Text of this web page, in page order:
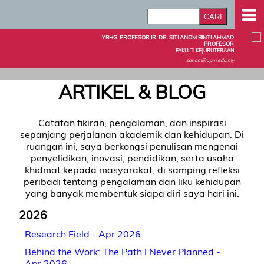
YBHG. PROFESOR IR. DR. SITI ANOM BINTI AHMAD
PROFESOR
FAKULTI KEJURUTERAAN
sanom@upm.edu.my
ARTIKEL & BLOG
Catatan fikiran, pengalaman, dan inspirasi
sepanjang perjalanan akademik dan kehidupan. Di
ruangan ini, saya berkongsi penulisan mengenai
penyelidikan, inovasi, pendidikan, serta usaha
khidmat kepada masyarakat, di samping refleksi
peribadi tentang pengalaman dan liku kehidupan
yang banyak membentuk siapa diri saya hari ini.
2026
Research Field - Apr 2026
Behind the Work: The Path I Never Planned -